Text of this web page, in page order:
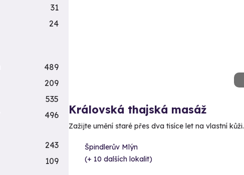
Královská thajská masáž
Zažijte umění staré přes dva tisíce let na vlastní kůži.
Špindlerův Mlýn
(+ 10 dalších lokalit)
31
24
489
209
535
496
243
109